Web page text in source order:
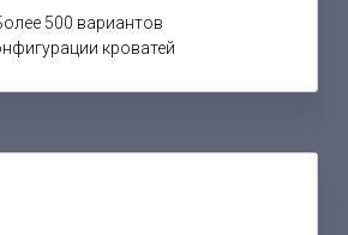
500 вариантов
кроватей